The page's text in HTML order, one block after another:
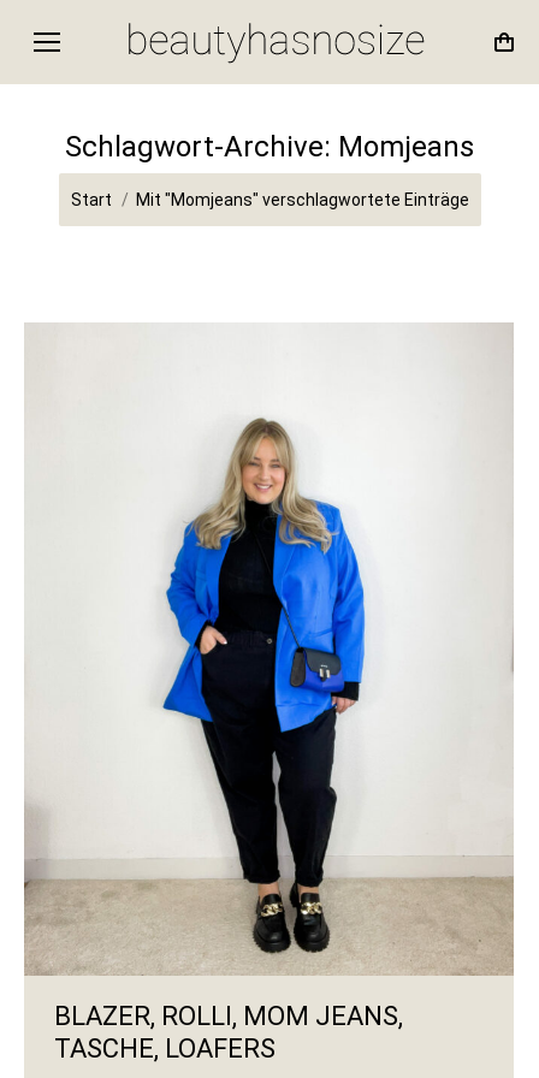
Schlagwort-Archive: Momjeans
Sie befinden sich hier:
Start Mit "Momjeans" verschlagwortete Einträge
BLAZER, ROLLI, MOM JEANS,
TASCHE, LOAFERS